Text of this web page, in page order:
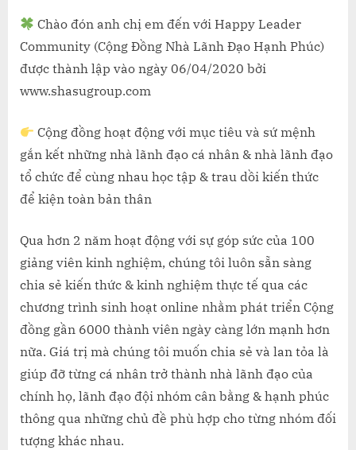
Chào đón anh chị em đến với Happy Leader
Community (Cộng Đồng Nhà Lãnh Đạo Hạnh Phúc)
được thành lập vào ngày 06/04/2020 bởi
www.shasugroup.com
Cộng đồng hoạt động với mục tiêu và sứ mệnh
gắn kết những nhà lãnh đạo cá nhân & nhà lãnh đạo
tổ chức để cùng nhau học tập & trau dồi kiến thức
để kiện toàn bản thân
Qua hơn 2 năm hoạt động với sự góp sức của 100
giảng viên kinh nghiệm, chúng tôi luôn sẵn sàng
chia sẻ kiến thức & kinh nghiệm thực tế qua các
chương trình sinh hoạt online nhằm phát triển Cộng
đồng gần 6000 thành viên ngày càng lớn mạnh hơn
nữa. Giá trị mà chúng tôi muốn chia sẻ và lan tỏa là
giúp đỡ từng cá nhân trở thành nhà lãnh đạo của
chính họ, lãnh đạo đội nhóm cân bằng & hạnh phúc
thông qua những chủ đề phù hợp cho từng nhóm đối
tượng khác nhau.